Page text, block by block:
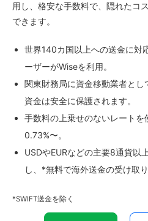
用し、格安な手数料で、隠れたコ
できます。
世界140カ国以上への送金に対
ーザーがWiseを利用。
関東財務局に資金移動業者と
資金は安全に保護されます。
手数料の上乗せのないレート
0.73%〜。
USDやEURなどの主要8通貨以
し、*無料で海外送金の受け取り
*SWIFT送金を除く